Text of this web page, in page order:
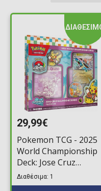
29,99€
Pokemon TCG - 2025
World Championship
Deck: Jose Cruz
Galindo-Resendiz, Pult
Bomb
Διαθέσιμα: 1